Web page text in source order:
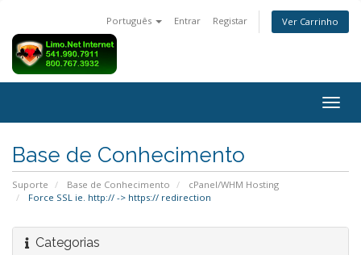
Português Entrar Registar Ver Carrinho
Base de Conhecimento
Suporte Base de Conhecimento
cPanel/WHM Hosting
Force SSL ie. http:// -> https:// redirection
Categorias